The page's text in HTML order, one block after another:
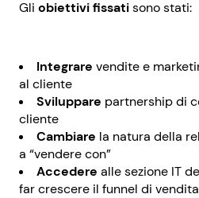
Gli obiettivi fissatisono stati:
Integrare vendite e
al cliente
Sviluppare partnership di
cliente
Cambiare la natura della
a “vendere con”
Accedere alle sezione IT
far crescere il funnel di vendita